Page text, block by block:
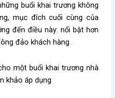
buổi khai trương không
mục đích cuối cùng của
đến điều này: nổi bật hơn
đảo khách hàng.
một buổi khai trương nhà
khảo áp dụng